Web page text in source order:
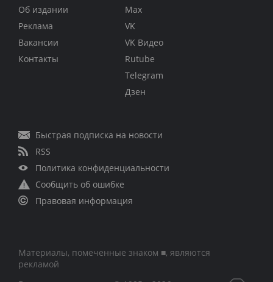
Об издании
Реклама
Вакансии
Контакты
Max
VK
VK Видео
Rutube
Telegram
Дзен
Быстрая подписка на новости
RSS
Политика конфиденциальности
Сообщить об ошибке
Правовая информация
Материалы, помеченные знаком ■, являются
рекламой